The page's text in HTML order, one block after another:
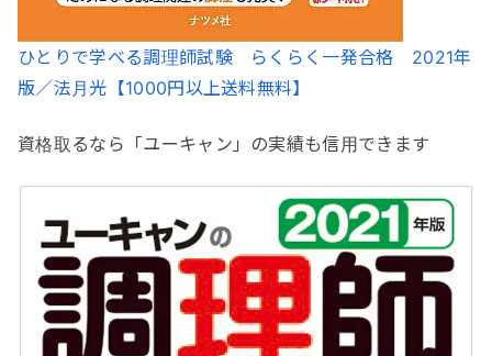
ひとりで学べる調理師試験 らくらく一発合格 2021年
版／法月光【1000円以上送料無料】
資格取るなら「ユーキャン」の実績も信用できます